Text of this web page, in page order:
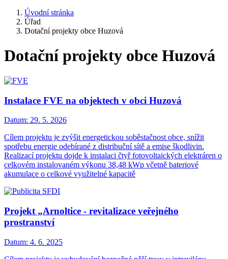
Úvodní stránka
Úřad
Dotační projekty obce Huzová
Dotační projekty obce Huzová
Instalace FVE na objektech v obci Huzová
Datum: 29. 5. 2026
Cílem projektu je zvýšit energetickou soběstačnost obce, snížit
spotřebu energie odebírané z distribuční sítě a emise škodlivin.
Realizací projektu dojde k instalaci čtyř fotovoltaických elektráren o
celkovém instalovaném výkonu 38,48 kWp včetně bateriové
akumulace o celkové využitelné kapacitě
Projekt „Arnoltice - revitalizace veřejného
prostranství
Datum: 4. 6. 2025